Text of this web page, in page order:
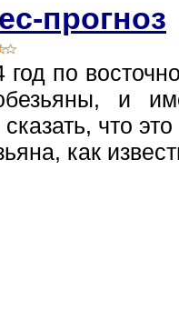
прогноз
по
и
что
как